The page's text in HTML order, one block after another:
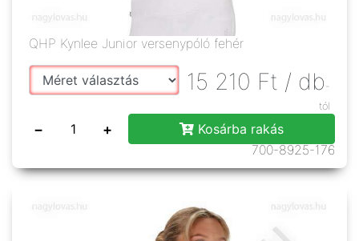
QHP Kynlee Junior versenypóló fehér
15 210 Ft / db -
tól
− +
Kosárba rakás
700-8925-176